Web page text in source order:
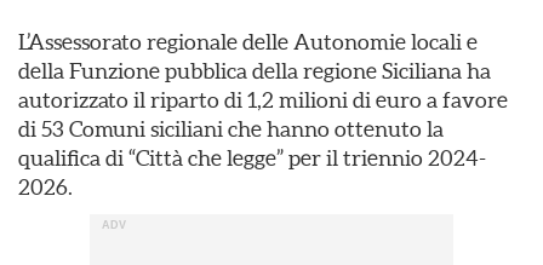
L’Assessorato regionale delle Autonomie locali e
della Funzione pubblica della regione Siciliana ha
autorizzato il riparto di 1,2 milioni di euro a favore
di 53 Comuni siciliani che hanno ottenuto la
qualifica di “Città che legge” per il triennio 2024-
2026.